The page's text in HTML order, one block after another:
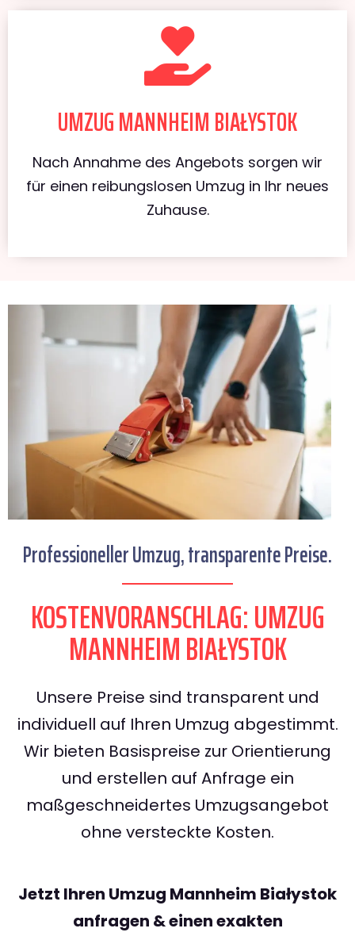
UMZUG MANNHEIM BIAŁYSTOK
Nach Annahme des Angebots sorgen wir
für einen reibungslosen Umzug in Ihr neues
Zuhause.
Professioneller Umzug, transparente Preise.
KOSTENVORANSCHLAG: UMZUG
MANNHEIM BIAŁYSTOK
Unsere Preise sind transparent und
individuell auf Ihren Umzug abgestimmt.
Wir bieten Basispreise zur Orientierung
und erstellen auf Anfrage ein
maßgeschneidertes Umzugsangebot
ohne versteckte Kosten.
Jetzt Ihren Umzug Mannheim Białystok
anfragen & einen exakten